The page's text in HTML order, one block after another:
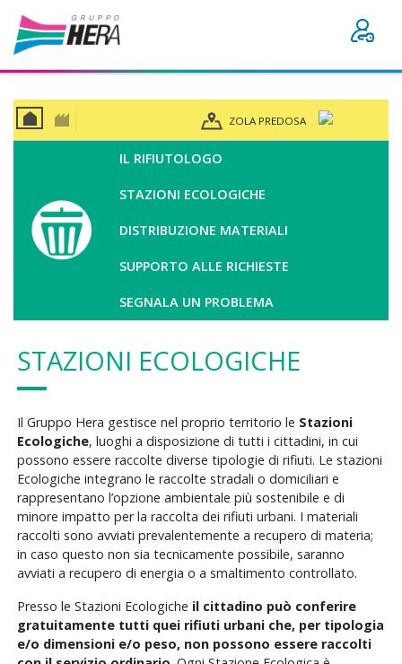
ZOLA PREDOSA
IL RIFIUTOLOGO
STAZIONI ECOLOGICHE
DISTRIBUZIONE MATERIALI
SUPPORTO ALLE RICHIESTE
SEGNALA UN PROBLEMA
STAZIONI ECOLOGICHE
Il Gruppo Hera gestisce nel proprio territorio le Stazioni
Ecologiche, luoghi a disposizione di tutti i cittadini, in cui
possono essere raccolte diverse tipologie di rifiuti. Le stazioni
Ecologiche integrano le raccolte stradali o domiciliari e
rappresentano l’opzione ambientale più sostenibile e di
minore impatto per la raccolta dei rifiuti urbani. I materiali
raccolti sono avviati prevalentemente a recupero di materia;
in caso questo non sia tecnicamente possibile, saranno
avviati a recupero di energia o a smaltimento controllato.
Presso le Stazioni Ecologiche il cittadino può conferire
gratuitamente tutti quei rifiuti urbani che, per tipologia
e/o dimensioni e/o peso, non possono essere raccolti